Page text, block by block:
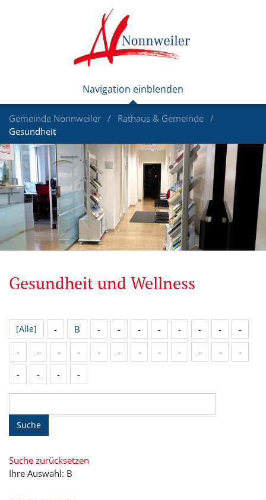
Gemeinde Nonnweiler
Rathaus & Gemeinde
Gesundheit
Gesundheit und Wellness
[Alle] - B - - - - - - -
-
-
- - - - - - - - - -
-
-
- - -
Suche
Suche zurücksetzen
Ihre Auswahl: B